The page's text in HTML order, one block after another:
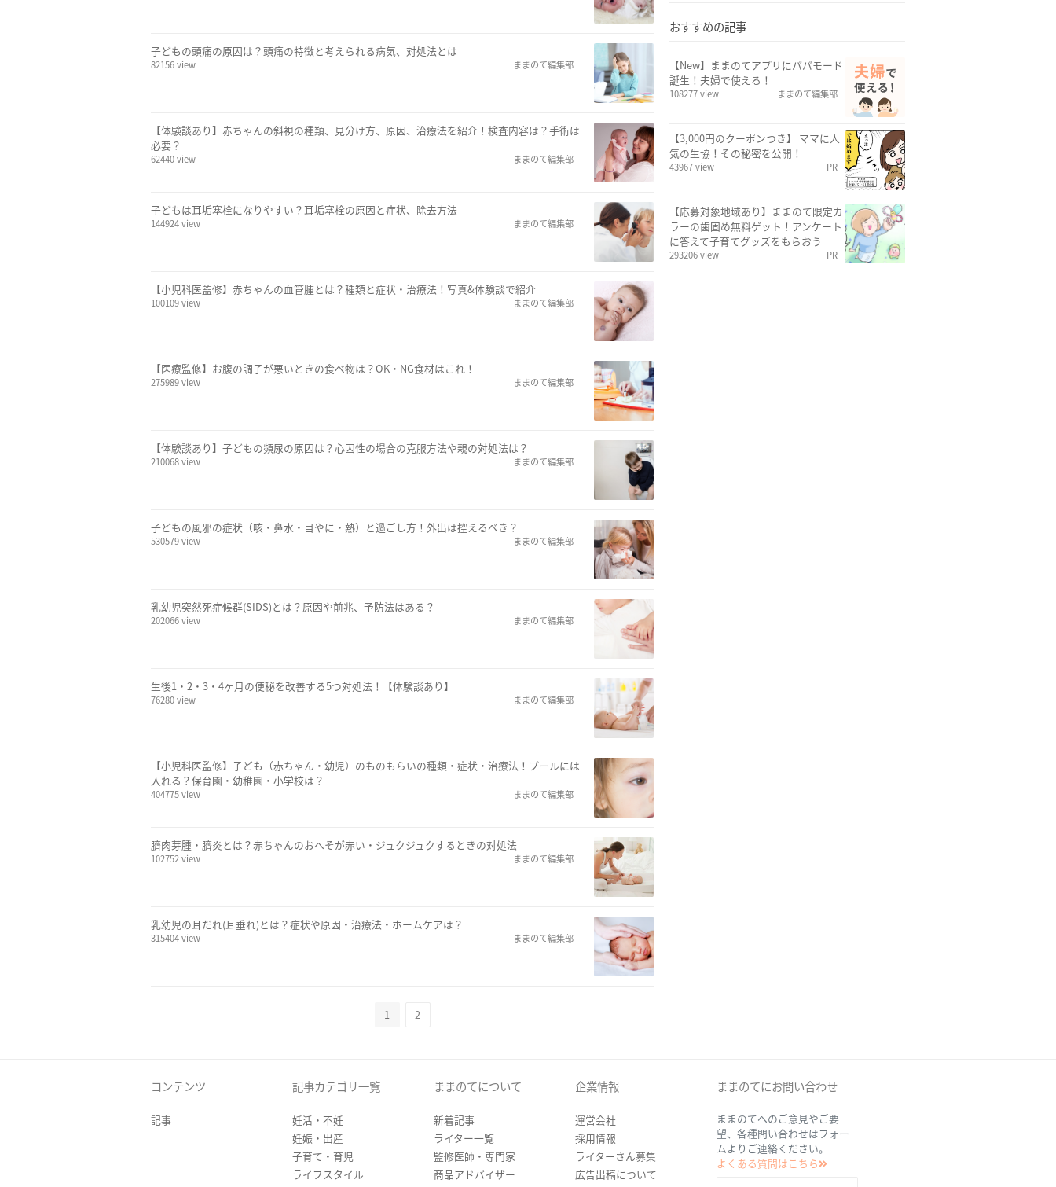
子どもの頭痛の原因は？頭痛の特徴と考えられる病気、対処法とは
82156 view ままのて編集部
【体験談あり】赤ちゃんの斜視の種類、見分け方、原因、治療法を紹介！検査内容は？手術は
必要？
62440 view ままのて編集部
子どもは耳垢塞栓になりやすい？耳垢塞栓の原因と症状、除去方法
144924 view ままのて編集部
【小児科医監修】赤ちゃんの血管腫とは？種類と症状・治療法！写真&体験談で紹介
100109 view ままのて編集部
【医療監修】お腹の調子が悪いときの食べ物は？OK・NG食材はこれ！
275989 view ままのて編集部
【体験談あり】子どもの頻尿の原因は？心因性の場合の克服方法や親の対処法は？
210068 view ままのて編集部
子どもの風邪の症状（咳・鼻水・目やに・熱）と過ごし方！外出は控えるべき？
530579 view ままのて編集部
乳幼児突然死症候群(SIDS)とは？原因や前兆、予防法はある？
202066 view ままのて編集部
生後1・2・3・4ヶ月の便秘を改善する5つ対処法！【体験談あり】
76280 view ままのて編集部
【小児科医監修】子ども（赤ちゃん・幼児）のものもらいの種類・症状・治療法！プールには
入れる？保育園・幼稚園・小学校は？
404775 view ままのて編集部
臍肉芽腫・臍炎とは？赤ちゃんのおへそが赤い・ジュクジュクするときの対処法
102752 view ままのて編集部
乳幼児の耳だれ(耳垂れ)とは？症状や原因・治療法・ホームケアは？
315404 view ままのて編集部
1 2
おすすめの記事
【New】ままのてアプリにパパモード
誕生！夫婦で使える！
108277 view ままのて編集部
【3,000円のクーポンつき】 ママに人
気の生協！その秘密を公開！
43967 view PR
【応募対象地域あり】ままのて限定カ
ラーの歯固め無料ゲット！アンケート
に答えて子育てグッズをもらおう
293206 view PR
コンテンツ
記事
記事カテゴリ一覧
妊活・不妊
妊娠・出産
子育て・育児
ライフスタイル
ままのてについて
新着記事
ライター一覧
監修医師・専門家
商品アドバイザー
企業情報
運営会社
採用情報
ライターさん募集
広告出稿について
ままのてにお問い合わせ
ままのてへのご意見やご要
望、各種問い合わせはフォー
ムよりご連絡ください。
よくある質問はこちら